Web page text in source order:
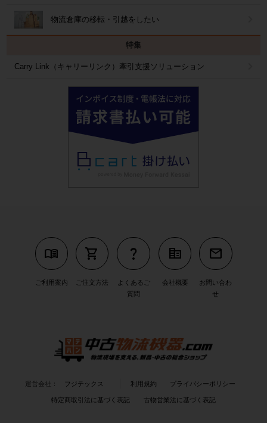
物流倉庫の移転・引越をしたい
特集
Carry Link（キャリーリンク）牽引支援ソリューション
menu_book
ご利用案内
shopping_cart
ご注文方法
question_mark
よくあるご
質問
corporate_fare
会社概要
mail
お問い合わ
せ
運営会社： フジテックス 利用規約 プライバシーポリシー
特定商取引法に基づく表記 古物営業法に基づく表記